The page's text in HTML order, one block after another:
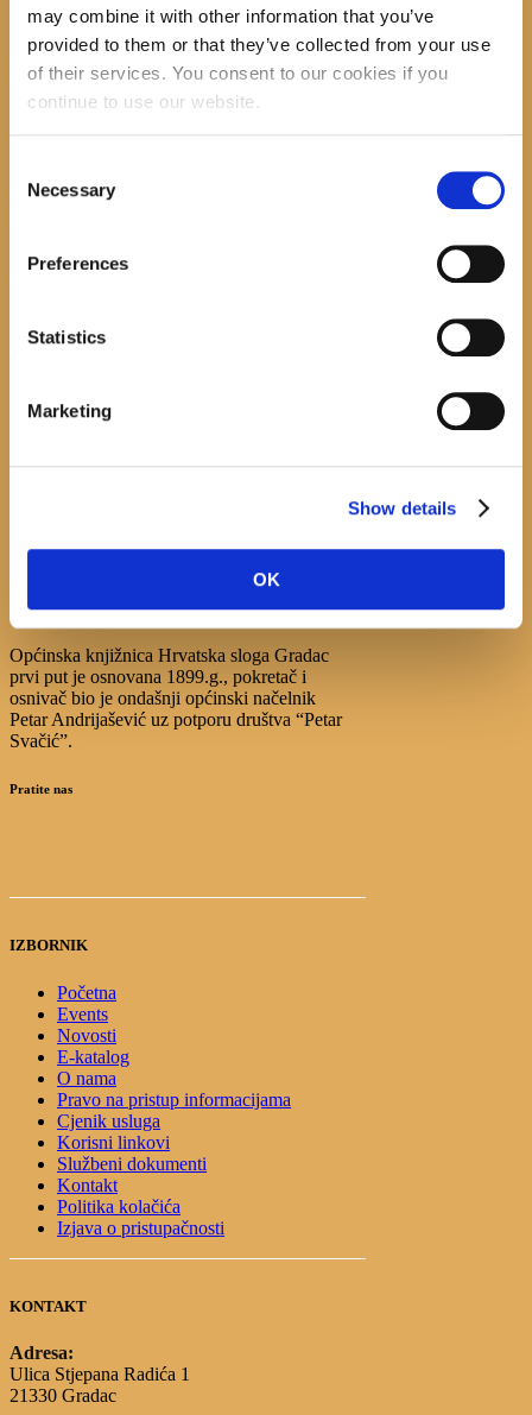
may combine it with other information that you’ve
provided to them or that they’ve collected from your use
of their services. You consent to our cookies if you
continue to use our website.
Selection
Necessary
Preferences
Statistics
Marketing
Show details
OK
recent posts
July 20, 20260
April 20, 20260
August
1
2
17 18 19 20 21 22 23
31
Općinska knjižnica Hrvatska sloga Gradac
prvi put je osnovana 1899.g., pokretač i
osnivač bio je ondašnji općinski načelnik
Petar Andrijašević uz potporu društva “Petar
Svačić”.
Pratite nas
IZBORNIK
Početna
Events
Novosti
E-katalog
O nama
Pravo na pristup informacijama
Cjenik usluga
Korisni linkovi
Službeni dokumenti
Kontakt
Politika kolačića
Izjava o pristupačnosti
KONTAKT
Adresa:
Ulica Stjepana Radića 1
21330 Gradac